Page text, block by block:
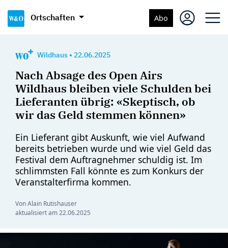
Ortschaften Abo
Wildhaus • 22.06.2025
Nach Absage des Open Airs
Wildhaus bleiben viele Schulden bei
Lieferanten übrig: «Skeptisch, ob
wir das Geld stemmen können»
Ein Lieferant gibt Auskunft, wie viel Aufwand
bereits betrieben wurde und wie viel Geld das
Festival dem Auftragnehmer schuldig ist. Im
schlimmsten Fall könnte es zum Konkurs der
Veranstalterfirma kommen.
Von Alain Rutishauser
aktualisiert am22.06.2025